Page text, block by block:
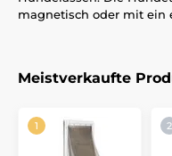
magnetisch oder mit ein
Meistverkaufte